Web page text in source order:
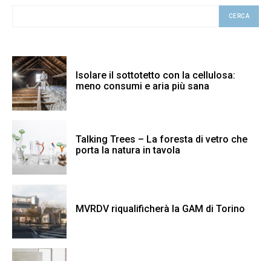
CERCA
Isolare il sottotetto con la cellulosa:
meno consumi e aria più sana
Talking Trees – La foresta di vetro che
porta la natura in tavola
MVRDV riqualificherà la GAM di Torino